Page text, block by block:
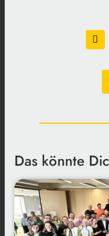
Das könnte